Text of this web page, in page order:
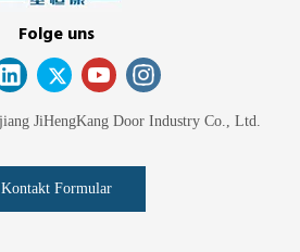
Folge uns
JiHengKang Door Industry Co., Ltd.
Kontakt Formular